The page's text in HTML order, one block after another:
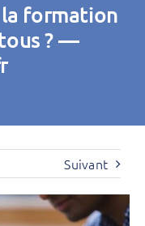
formation
? —
Suivant